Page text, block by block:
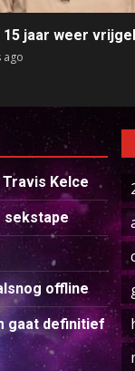
15 jaar weer
Kelce
sekstape
offline
gaat definitief